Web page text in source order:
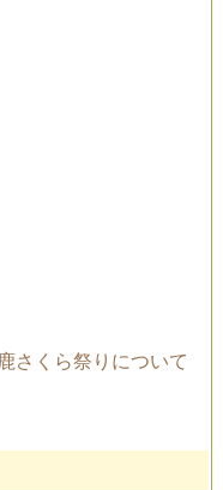
さくら祭りについて